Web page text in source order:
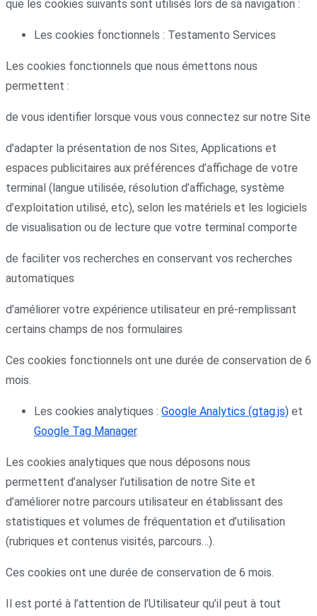
que les cookies suivants sont utilisés lors de sa navigation :
Les cookies fonctionnels : Testamento Services
Les cookies fonctionnels que nous émettons nous
permettent :
de vous identifier lorsque vous vous connectez sur notre Site
d’adapter la présentation de nos Sites, Applications et
espaces publicitaires aux préférences d’affichage de votre
terminal (langue utilisée, résolution d’affichage, système
d’exploitation utilisé, etc), selon les matériels et les logiciels
de visualisation ou de lecture que votre terminal comporte
de faciliter vos recherches en conservant vos recherches
automatiques
d’améliorer votre expérience utilisateur en pré-remplissant
certains champs de nos formulaires
Ces cookies fonctionnels ont une durée de conservation de 6
mois.
Les cookies analytiques : Google Analytics (gtag.js) et
Google Tag Manager.
Les cookies analytiques que nous déposons nous
permettent d’analyser l’utilisation de notre Site et
d’améliorer notre parcours utilisateur en établissant des
statistiques et volumes de fréquentation et d’utilisation
(rubriques et contenus visités, parcours…).
Ces cookies ont une durée de conservation de 6 mois.
Il est porté à l’attention de l’Utilisateur qu’il peut à tout